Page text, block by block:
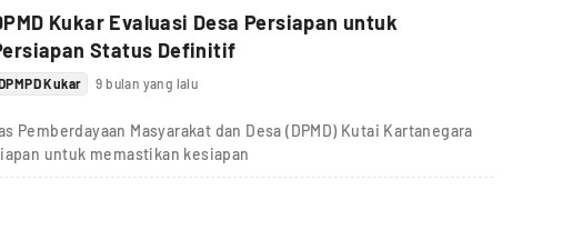
Kukar Evaluasi Desa Persiapan untuk
Status Definitif
Kukar 9 bulan yang lalu
Pemberdayaan Masyarakat dan Desa (DPMD) Kutai Kartanegara
untuk memastikan kesiapan